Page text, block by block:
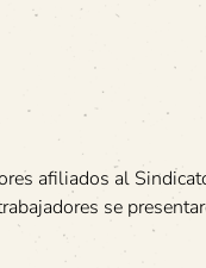
afiliados al
se